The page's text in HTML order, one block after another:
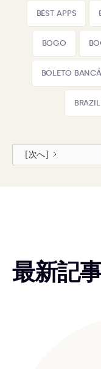
BEST APPS
BOGO
BOLETO
BRAZIL
[次へ]
最新記